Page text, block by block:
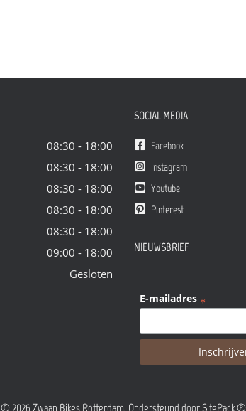
08:30 - 18:00
08:30 - 18:00
08:30 - 18:00
08:30 - 18:00
08:30 - 18:00
09:00 - 18:00
Gesloten
SOCIAL MEDIA
Facebook
Instagram
Youtube
Pinterest
NIEUWSBRIEF
E-mailadres *
© 2026 Zwaan Bikes Rotterdam. Ondersteund doorSitePack ®